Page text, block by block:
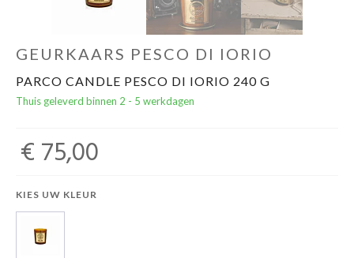
GEURKAARS PESCO DI IORIO
PARCO CANDLE PESCO DI IORIO 240 G
Thuis geleverd binnen 2 - 5 werkdagen
€ 75,00
KIES UW KLEUR